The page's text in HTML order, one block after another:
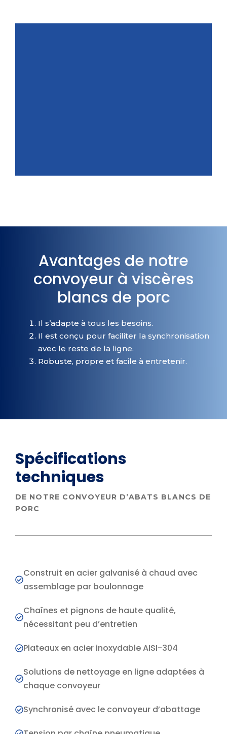
Avantages de notre
convoyeur à viscères
blancs de porc
Il s’adapte à tous les besoins.
Il est conçu pour faciliter la synchronisation
avec le reste de la ligne.
Robuste, propre et facile à entretenir.
Spécifications
techniques
DE NOTRE CONVOYEUR D’ABATS BLANCS DE
PORC
Construit en acier galvanisé à chaud avec
assemblage par boulonnage
Chaînes et pignons de haute qualité,
nécessitant peu d’entretien
Plateaux en acier inoxydable AISI-304
Solutions de nettoyage en ligne adaptées à
chaque convoyeur
Synchronisé avec le convoyeur d’abattage